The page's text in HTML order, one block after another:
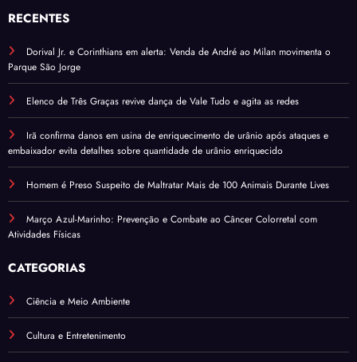
RECENTES
Dorival Jr. e Corinthians em alerta: Venda de André ao Milan movimenta o
Parque São Jorge
Elenco de Três Graças revive dança de Vale Tudo e agita as redes
Irã confirma danos em usina de enriquecimento de urânio após ataques e
embaixador evita detalhes sobre quantidade de urânio enriquecido
Homem é Preso Suspeito de Maltratar Mais de 100 Animais Durante Lives
Março Azul-Marinho: Prevenção e Combate ao Câncer Colorretal com
Atividades Físicas
CATEGORIAS
Ciência e Meio Ambiente
Cultura e Entretenimento